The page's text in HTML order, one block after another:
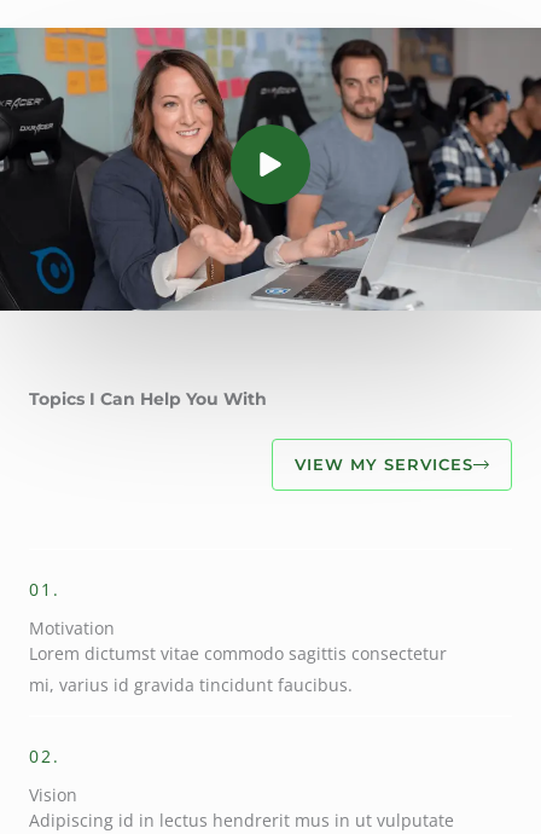
Topics I Can Help You With
VIEW MY SERVICES
01.
Motivation
Lorem dictumst vitae commodo sagittis consectetur
mi, varius id gravida tincidunt faucibus.
02.
Vision
Adipiscing id in lectus hendrerit mus in ut vulputate